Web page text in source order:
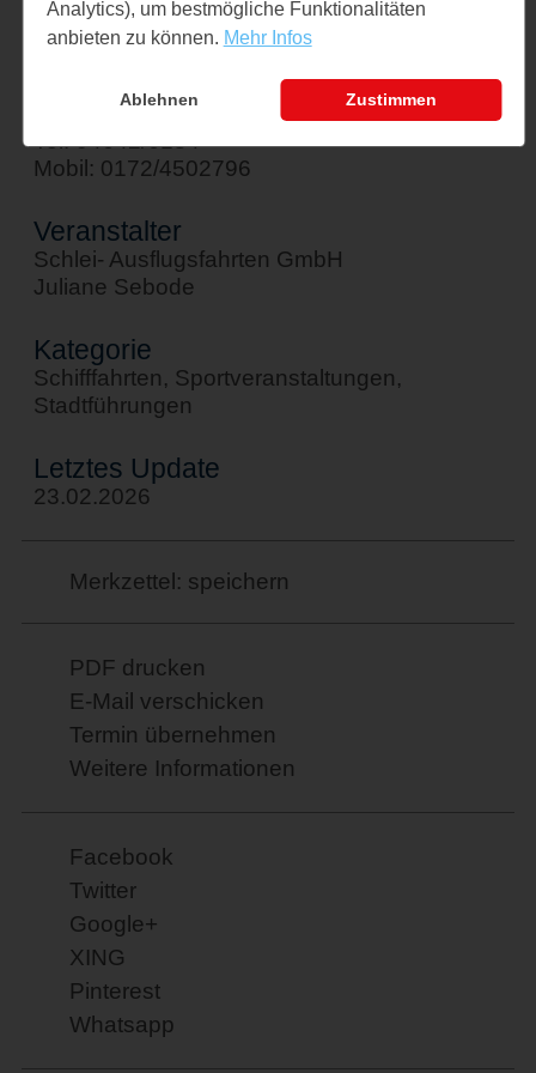
↪ Google Maps öffnen
sebode@schlei-ausflugsfahrten.de
Tel: 04642/6184
Mobil: 0172/4502796
Veranstalter
Schlei- Ausflugsfahrten GmbH
Juliane Sebode
Kategorie
Schifffahrten, Sportveranstaltungen,
Stadtführungen
Letztes Update
23.02.2026
Merkzettel: speichern
PDF drucken
E-Mail verschicken
Termin übernehmen
Weitere Informationen
Facebook
Twitter
Google+
XING
Pinterest
Whatsapp
Analytics), um bestmögliche Funktionalitäten
anbieten zu können. Mehr Infos
Ablehnen Zustimmen